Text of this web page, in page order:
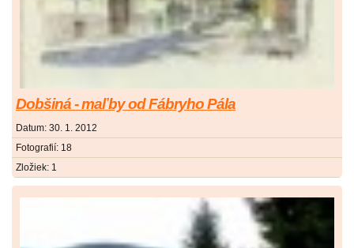
Dobšiná - maľby od Fábryho Pála
Datum: 30. 1. 2012
Fotografií: 18
Zložiek: 1